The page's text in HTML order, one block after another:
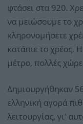
φτάσει στα 920.
να μειώσουμε το
κληρονομήσετε
κατάπιε το χρέος.
μέτρο, πολλές
Δημιουργήθηκαν
ελληνική αγορά
λειτουργίας, γι'